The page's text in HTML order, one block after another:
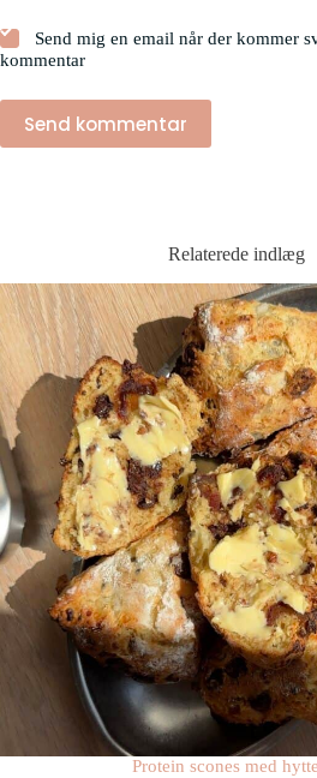
Send mig en email når der kommer
kommentar
Send kommentar
Relaterede indlæg
Protein scones med